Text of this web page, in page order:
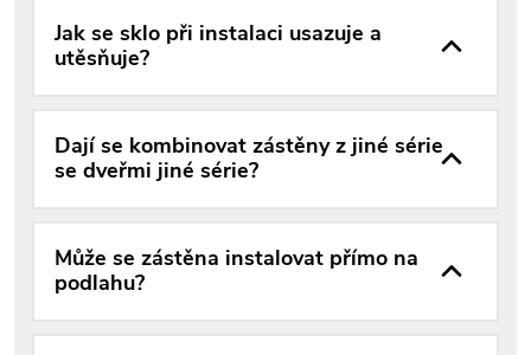
Jak se sklo při instalaci usazuje a
utěsňuje?
Dají se kombinovat zástěny z jiné série
se dveřmi jiné série?
Může se zástěna instalovat přímo na
podlahu?